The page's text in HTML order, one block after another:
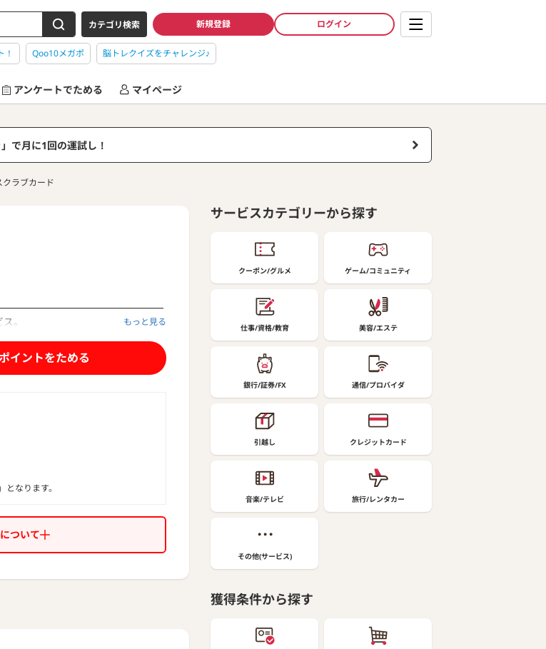
カテゴリ検索 新規登録 ログイン
！ Qoo10メガポ 脳トレクイズをチャレンジ♪
アンケートでためる マイページ
で月に1回の運試し！
クラブカード
。
なし
ラブの証として、
ビスをご用意。
保険（利用条件付き）
もっと見る
イントをためる
なります。
ついて
サービスカテゴリーから探す
クーポン/グルメ ゲーム/コミュニティ
仕事/資格/教育 美容/エステ
銀行/証券/FX 通信/プロバイダ
引越し クレジットカード
音楽/テレビ 旅行/レンタカー
その他(サービス)
獲得条件から探す